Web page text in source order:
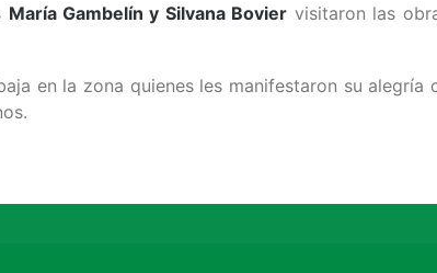
María Gambelín y Silvana Bovier visitaron las
en la zona quienes les manifestaron su